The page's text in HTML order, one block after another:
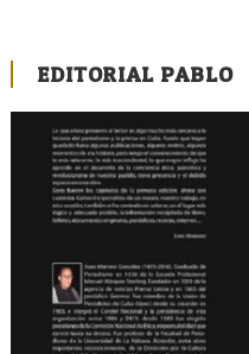
EDITORIAL PABLO